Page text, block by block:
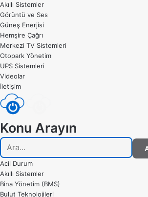
Akıllı Sistemler
Görüntü ve Ses
Güneş Enerjisi
Hemşire Çağrı
Merkezi TV Sistemleri
Otopark Yönetim
UPS Sistemleri
Videolar
İletişim
Konu Arayın
Acil Durum
Akıllı Sistemler
Bina Yönetim (BMS)
Bulut Teknolojileri